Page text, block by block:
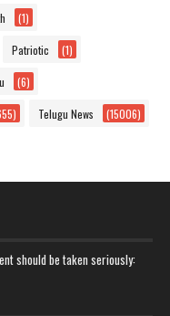
(1)
Patriotic (1)
(6)
Telugu News (15006)
should be taken seriously: